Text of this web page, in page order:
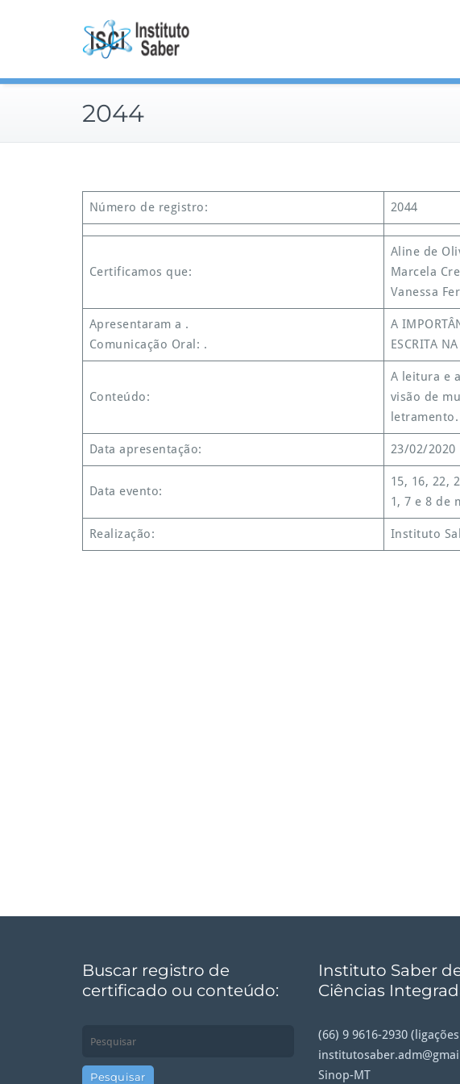
2044
Número de registro: 2044
Certificamos que:
Aline de
Marcela
Vanessa
Apresentaram a .
Comunicação Oral: .
A
ESCRITA
Conteúdo:
A leitura e
visão de
letramento.
Data apresentação: 23/02/2020
Data evento:
15, 16, 22,
1, 7 e 8 de
Realização: Instituto
Buscar registro de
certificado ou conteúdo:
Instituto Saber
Ciências
(66) 9 9616-2930
Sinop-MT